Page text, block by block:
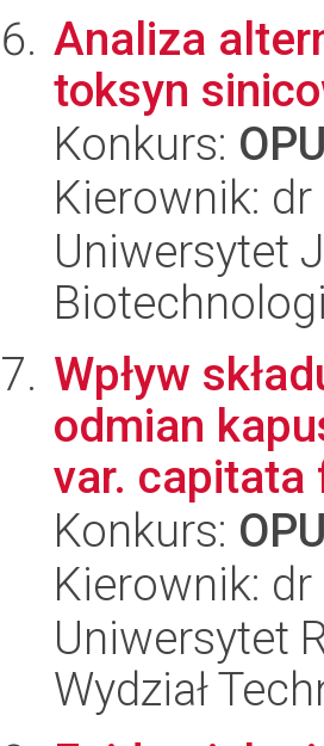
Analiza
toksyn
Konkurs:
Kierownik:
Uniwersytet
Wpływ
odmian
var. capitata
Konkurs:
Kierownik: dr
Uniwersytet
Wydział